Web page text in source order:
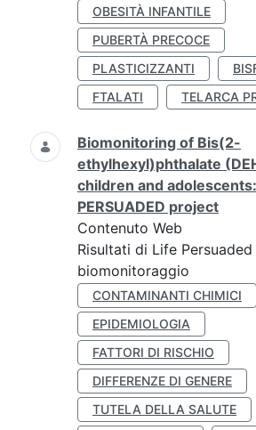
OBESITÀ INFANTILE
PUBERTÀ PRECOCE
PLASTICIZZANTI
FTALATI
TELARCA
Biomonitoring of Bis(2-
ethylhexyl)phthalate
children and
PERSUADED project
Contenuto Web
Risultati di Life
biomonitoraggio
CONTAMINANTI CHIMICI
EPIDEMIOLOGIA
FATTORI DI RISCHIO
DIFFERENZE DI GENERE
TUTELA DELLA SALUTE